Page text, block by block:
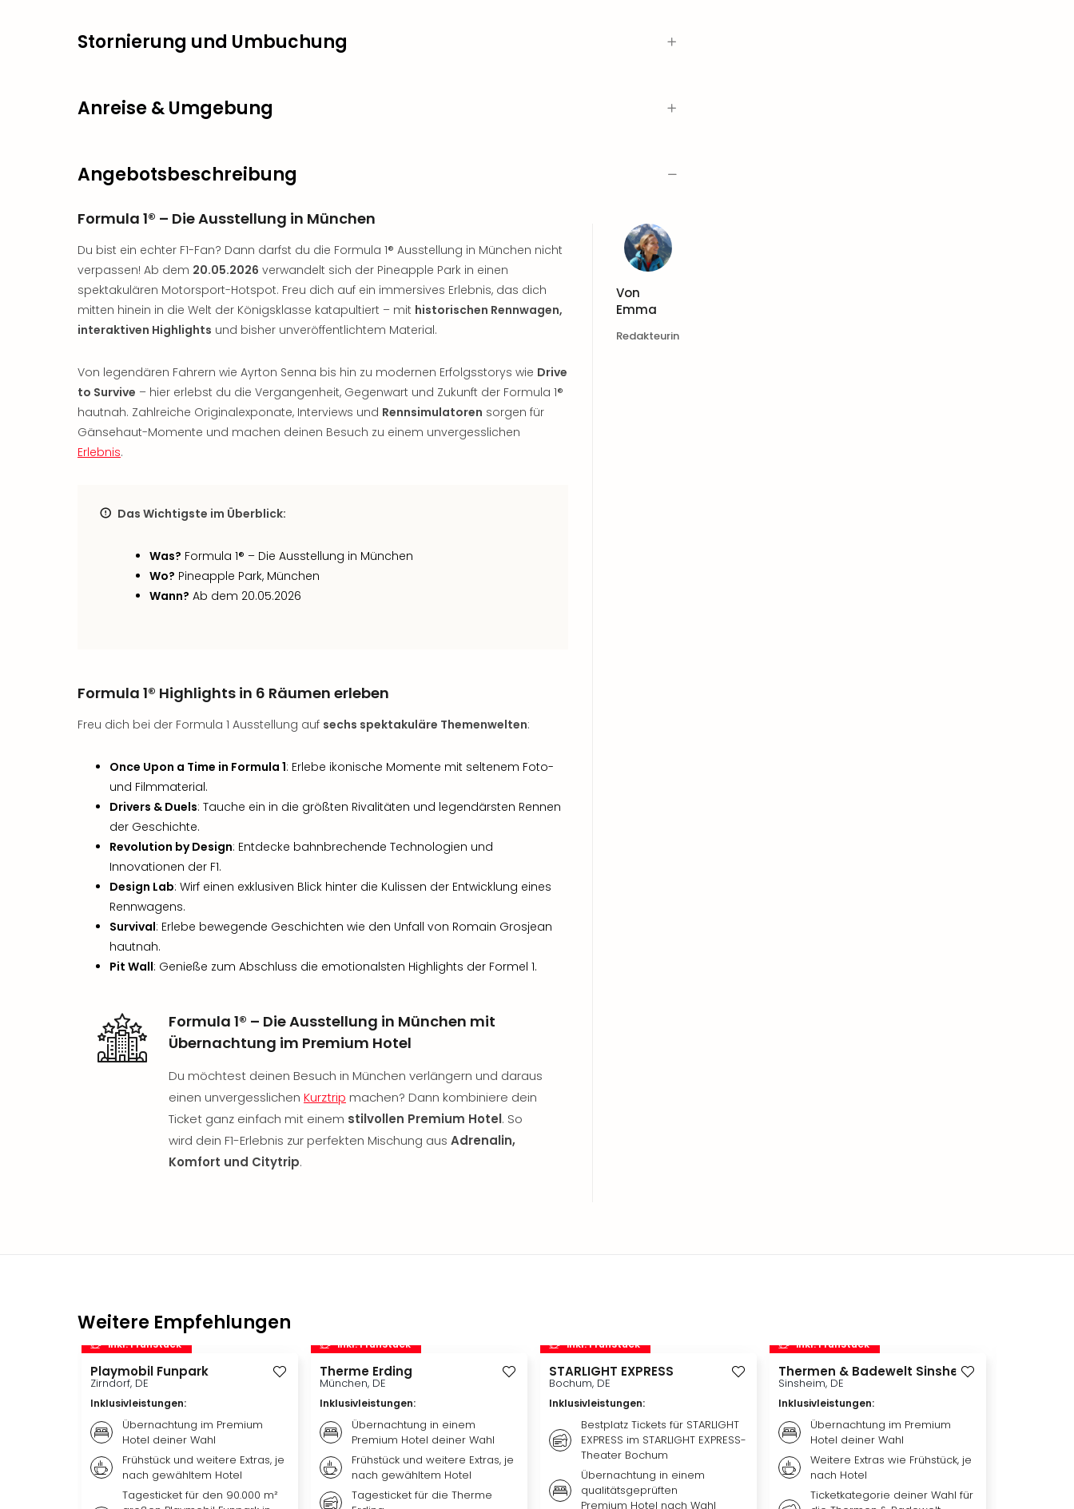
Stornierung und Umbuchung
Anreise & Umgebung
Angebotsbeschreibung
Formula 1® – Die Ausstellung in München
Du bist ein echter F1-Fan? Dann darfst du die Formula 1® Ausstellung in München nicht
verpassen! Ab dem 20.05.2026 verwandelt sich der Pineapple Park in einen
spektakulären Motorsport-Hotspot. Freu dich auf ein immersives Erlebnis, das dich
mitten hinein in die Welt der Königsklasse katapultiert – mit historischen Rennwagen,
interaktiven Highlights und bisher unveröffentlichtem Material.
Von legendären Fahrern wie Ayrton Senna bis hin zu modernen Erfolgsstorys wie Drive
to Survive – hier erlebst du die Vergangenheit, Gegenwart und Zukunft der Formula 1®
hautnah. Zahlreiche Originalexponate, Interviews und Rennsimulatoren sorgen für
Gänsehaut-Momente und machen deinen Besuch zu einem unvergesslichen
Erlebnis.
Das Wichtigste im Überblick:
Was? Formula 1® – Die Ausstellung in München
Wo? Pineapple Park, München
Wann? Ab dem 20.05.2026
Formula 1® Highlights in 6 Räumen erleben
Freu dich bei der Formula 1 Ausstellung auf sechs spektakuläre Themenwelten:
Once Upon a Time in Formula 1: Erlebe ikonische Momente mit seltenem Foto-
und Filmmaterial.
Drivers & Duels: Tauche ein in die größten Rivalitäten und legendärsten Rennen
der Geschichte.
Revolution by Design: Entdecke bahnbrechende Technologien und
Innovationen der F1.
Design Lab: Wirf einen exklusiven Blick hinter die Kulissen der Entwicklung eines
Rennwagens.
Survival: Erlebe bewegende Geschichten wie den Unfall von Romain Grosjean
hautnah.
Pit Wall: Genieße zum Abschluss die emotionalsten Highlights der Formel 1.
Formula 1® – Die Ausstellung in München mit
Übernachtung im Premium Hotel
Du möchtest deinen Besuch in München verlängern und daraus
einen unvergesslichen Kurztrip machen? Dann kombiniere dein
Ticket ganz einfach mit einem stilvollen Premium Hotel. So
wird dein F1-Erlebnis zur perfekten Mischung aus Adrenalin,
Komfort und Citytrip.
Von
Emma
Redakteurin
Weitere Empfehlungen
inkl. Frühstück
Playmobil Funpark
Zirndorf, DE
Inklusivleistungen:
Übernachtung im Premium
Hotel deiner Wahl
Frühstück und weitere Extras, je
nach gewähltem Hotel
Tagesticket für den 90.000 m²
inkl. Frühstück
Therme Erding
München, DE
Inklusivleistungen:
Übernachtung in einem
Premium Hotel deiner Wahl
Frühstück und weitere Extras, je
nach gewähltem Hotel
Tagesticket für die Therme
inkl. Frühstück
STARLIGHT EXPRESS
Bochum, DE
Inklusivleistungen:
Bestplatz Tickets für STARLIGHT
EXPRESS im STARLIGHT EXPRESS-
Theater Bochum
Übernachtung in einem
qualitätsgeprüften
Premium Hotel nach Wahl
inkl. Frühstück
Thermen & Badewelt Sinsheim
Sinsheim, DE
Inklusivleistungen:
Übernachtung im Premium
Hotel deiner Wahl
Weitere Extras wie Frühstück, je
nach Hotel
Ticketkategorie deiner Wahl für